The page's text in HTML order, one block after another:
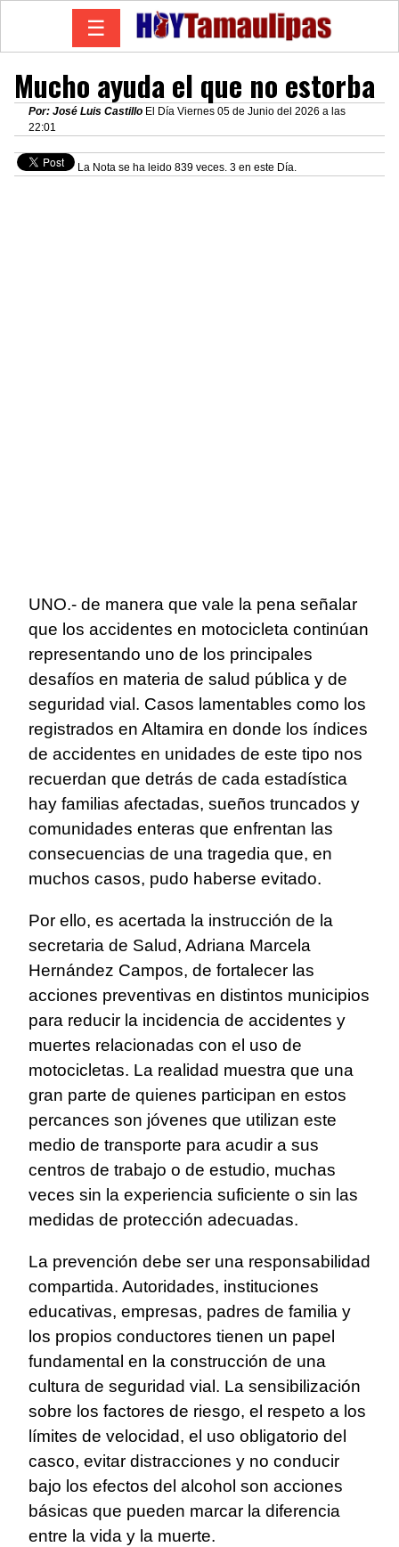
☰
Mucho ayuda el que no estorba
Por: José Luis Castillo El Día Viernes 05 de Junio del 2026 a las
22:01
La Nota se ha leido 839 veces. 3 en este Día.
UNO.- de manera que vale la pena señalar
que los accidentes en motocicleta continúan
representando uno de los principales
desafíos en materia de salud pública y de
seguridad vial. Casos lamentables como los
registrados en Altamira en donde los índices
de accidentes en unidades de este tipo nos
recuerdan que detrás de cada estadística
hay familias afectadas, sueños truncados y
comunidades enteras que enfrentan las
consecuencias de una tragedia que, en
muchos casos, pudo haberse evitado.
Por ello, es acertada la instrucción de la
secretaria de Salud, Adriana Marcela
Hernández Campos, de fortalecer las
acciones preventivas en distintos municipios
para reducir la incidencia de accidentes y
muertes relacionadas con el uso de
motocicletas. La realidad muestra que una
gran parte de quienes participan en estos
percances son jóvenes que utilizan este
medio de transporte para acudir a sus
centros de trabajo o de estudio, muchas
veces sin la experiencia suficiente o sin las
medidas de protección adecuadas.
La prevención debe ser una responsabilidad
compartida. Autoridades, instituciones
educativas, empresas, padres de familia y
los propios conductores tienen un papel
fundamental en la construcción de una
cultura de seguridad vial. La sensibilización
sobre los factores de riesgo, el respeto a los
límites de velocidad, el uso obligatorio del
casco, evitar distracciones y no conducir
bajo los efectos del alcohol son acciones
básicas que pueden marcar la diferencia
entre la vida y la muerte.